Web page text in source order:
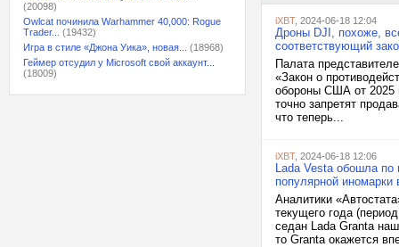
(20098)
Owlcat починила Warhammer 40,000: Rogue
Trader...
(19432)
Игра в стиле «Джона Уика», новая...
(18968)
Геймер отсудил у Microsoft свой аккаунт...
(18009)
iXBT, 2024-06-18 12:04
Дроны DJI, похоже,
соответствующий
Палата
«Закон о
обороны США от 2025
точно запретят
что теперь...
iXBT, 2024-06-18 12:06
Lada Vesta обошла по
популярной иномарки
Аналитики
текущего года
седан Lada Granta
то Granta окажется